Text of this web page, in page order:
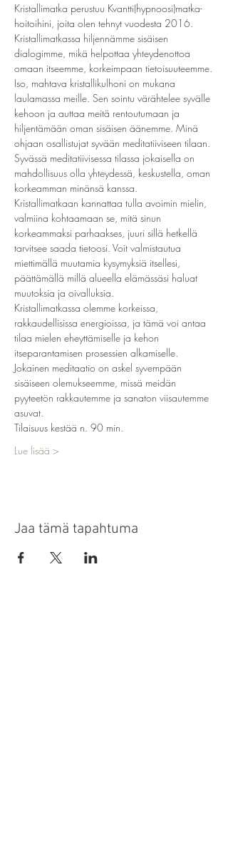
Kristallimatka perustuu Kvantti(hypnoosi)matka-
hoitoihini, joita olen tehnyt vuodesta 2016.
Kristallimatkassa hiljennämme sisäisen
dialogimme, mikä helpottaa yhteydenottoa
omaan itseemme, korkeimpaan tietoisuuteemme.
Iso, mahtava kristallikulhoni on mukana
laulamassa meille. Sen sointu värähtelee syvälle
kehoon ja auttaa meitä rentoutumaan ja
hiljentämään oman sisäisen äänemme. Minä
ohjaan osallistujat syvään meditatiiviseen tilaan.
Syvässä meditatiivisessa tilassa jokaisella on
mahdollisuus olla yhteydessä, keskustella, oman
korkeamman minänsä kanssa.
Kristallimatkaan kannattaa tulla avoimin mielin,
valmiina kohtaamaan se, mitä sinun
korkeammaksi parhaakses, juuri sillä hetkellä
tarvitsee saada tietoosi. Voit valmistautua
miettimällä muutamia kysymyksiä itsellesi,
päättämällä millä alueella elämässäsi haluat
muutoksia ja oivalluksia.
Kristallimatkassa olemme korkeissa,
rakkaudellisissa energioissa, ja tämä voi antaa
tilaa mielen eheyttämiselle ja kehon
itseparantamisen prosessien alkamiselle.
Jokainen meditaatio on askel syvempään
sisäiseen olemukseemme, missä meidän
pyyteetön rakkautemme ja sanaton viisautemme
asuvat.
Tilaisuus kestää n. 90 min.
Lue lisää >
Jaa tämä tapahtuma